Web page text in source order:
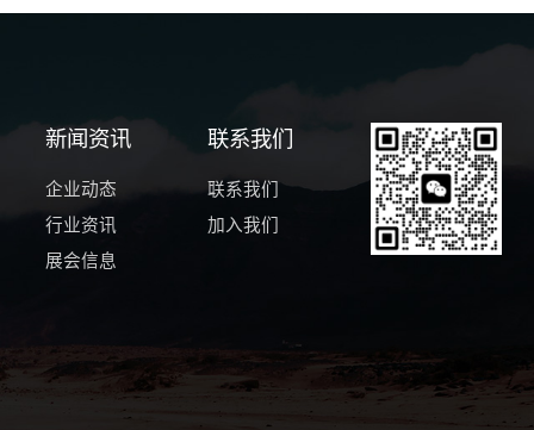
新闻资讯
企业动态
行业资讯
展会信息
联系我们
联系我们
加入我们